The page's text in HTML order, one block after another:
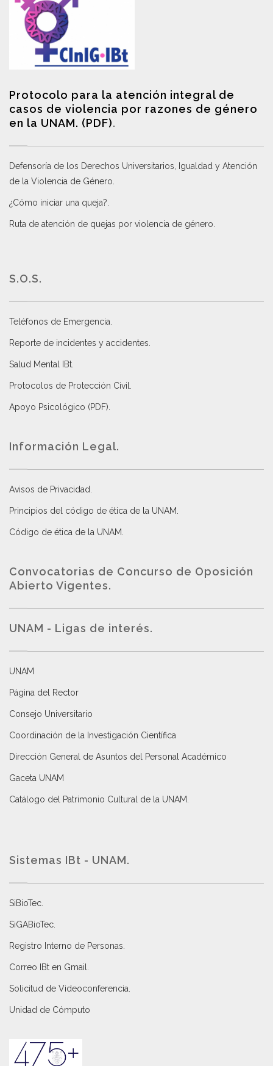
Protocolo para la atención integral de
casos de violencia por razones de género
en la UNAM. (PDF).
Defensoría de los Derechos Universitarios, Igualdad y Atención
de la Violencia de Género
¿Cómo iniciar una queja?
Ruta de atención de quejas por violencia de género
S.O.S.
Teléfonos de Emergencia.
Reporte de incidentes y accidentes
Salud Mental IBt
Protocolos de Protección Civil
Apoyo Psicológico (PDF)
Información Legal.
Avisos de Privacidad
Principios del código de ética de la UNAM
Código de ética de la UNAM
Convocatorias de Concurso de Oposición
Abierto Vigentes.
UNAM - Ligas de interés.
UNAM
Página del Rector
Consejo Universitario
Coordinación de la Investigación Científica
Dirección General de Asuntos del Personal Académico
Gaceta UNAM
Catálogo del Patrimonio Cultural de la UNAM.
Sistemas IBt - UNAM.
SiBioTec
SiGABioTec.
Registro Interno de Personas
Correo IBt en Gmail
Solicitud de Videoconferencia.
Unidad de Cómputo